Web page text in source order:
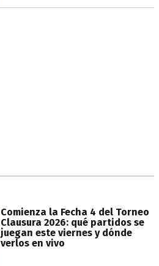
Comienza la Fecha 4 del Torneo
Clausura 2026: qué partidos se
juegan este viernes y dónde
verlos en vivo